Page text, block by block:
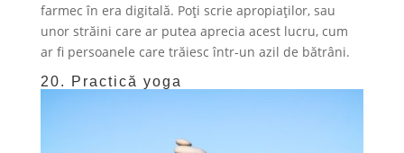
farmec în era digitală. Poți scrie apropiaților, sau
unor străini care ar putea aprecia acest lucru, cum
ar fi persoanele care trăiesc într-un azil de bătrâni.
20. Practică yoga